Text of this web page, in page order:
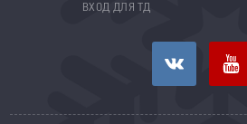
ВХОД ДЛЯ ТД